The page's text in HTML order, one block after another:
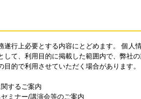
遂行上必要とする内容にとどめます。 個人
して、利用目的に掲載した範囲内で、弊社
的で利用させていただく場合があります。
するご案内
ミナー/講演会等のご案内